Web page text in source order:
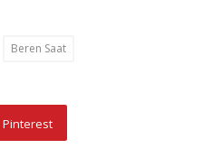
Beren Saat
Pinterest